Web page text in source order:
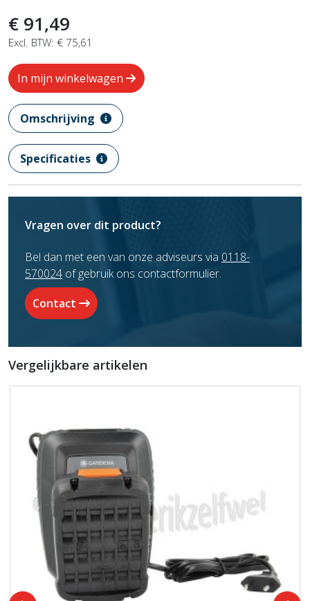
€ 91,49
Excl. BTW: € 75,61
In mijn winkelwagen
Omschrijving
Specificaties
Vragen over dit product?
Bel dan met een van onze adviseurs via 0118-
570024 of gebruik ons contactformulier.
Contact
Vergelijkbare artikelen